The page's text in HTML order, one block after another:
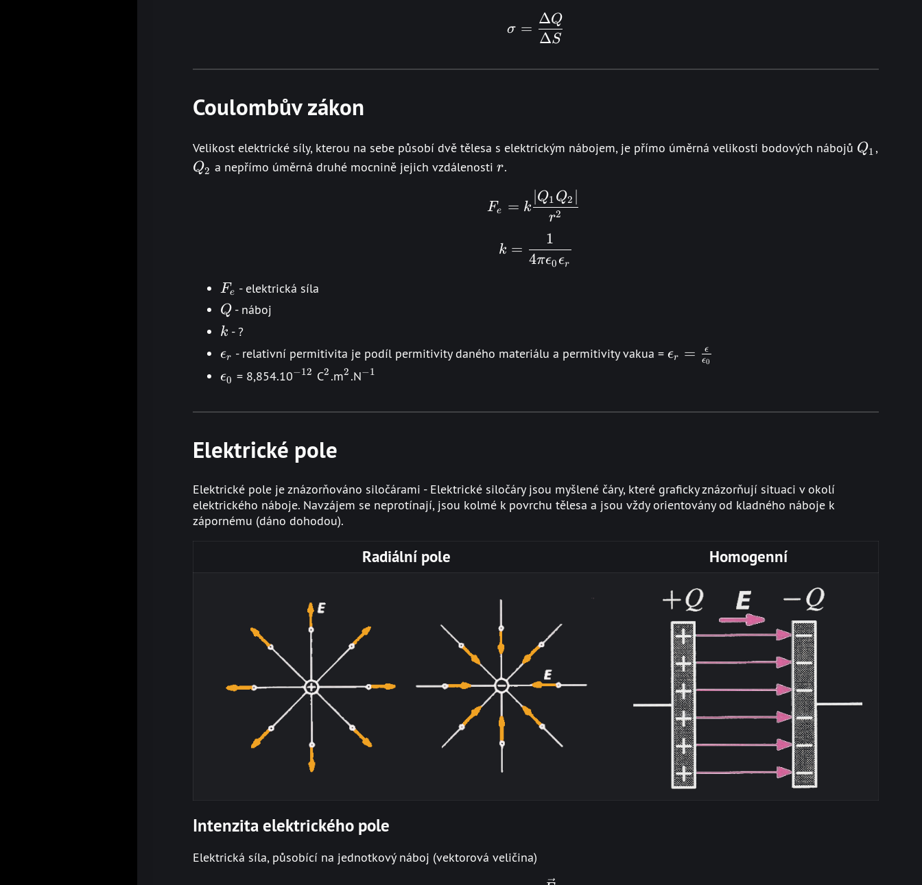
\sigma = \frac{\Delta Q}{\Delta S}
σ =
ΔS
ΔQ
Coulombův zákon
Velikost elektrické síly, kterou na sebe působí dvě tělesa s elektrickým nábojem, je přímo úměrná velikosti bodových nábojů Q_1
Q1 ,
Q_2
Q2 a nepřímo úměrná druhé mocnině jejich vzdálenostir
r.
F_e = k \frac{\lvert Q_1Q_2\rvert}{r^2}
Fe = k
r2
∣Q1 Q2 ∣
k = \frac{1}{4\pi\epsilon_0\epsilon_r}
k =
4πϵ0 ϵr
1
F_e
Fe - elektrická síla
Q
Q - náboj
k
k - ?
\epsilon_r
ϵr - relativní permitivita je podíl permitivity daného materiálu a permitivity vakua = \epsilon_r =
\frac{\epsilon}
ϵr = ϵ0
ϵ
\epsilon_0
ϵ0 = 8,854.10^{-12}
−12 C^2
2 .m^2
2 .N^{-1}
−1
Elektrické pole
Elektrické pole je znázorňováno siločárami - Elektrické siločáry jsou myšlené čáry, které graficky znázorňují situaci v okolí
elektrického náboje. Navzájem se neprotínají, jsou kolmé k povrchu tělesa a jsou vždy orientovány od kladného náboje k
zápornému (dáno dohodou).
Radiální pole Homogenní
Intenzita elektrického pole
Elektrická síla, působící na jednotkový náboj (vektorová veličina)